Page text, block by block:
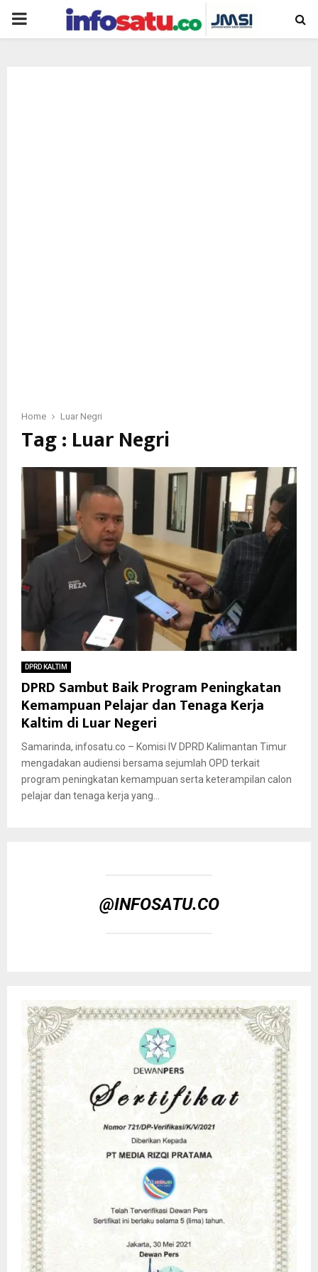
PRIMARY
Home Luar Negri
Tag : Luar Negri
DPRD KALTIM
DPRD Sambut Baik Program Peningkatan
Kemampuan Pelajar dan Tenaga Kerja
Kaltim di Luar Negeri
Samarinda, infosatu.co – Komisi IV DPRD Kalimantan Timur
mengadakan audiensi bersama sejumlah OPD terkait
program peningkatan kemampuan serta keterampilan calon
pelajar dan tenaga kerja yang...
@INFOSATU.CO